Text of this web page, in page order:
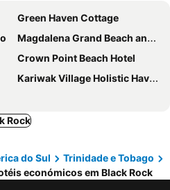
Green Haven Cottage
Magdalena Grand Beach and Golf Resort
Crown Point Beach Hotel
Kariwak Village Holistic Haven and Hotel
Rock
do Sul
Trinidade e Tobago
económicos em Black Rock